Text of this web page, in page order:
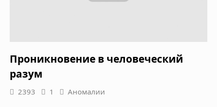
Проникновение в человеческий
разум
2393 1 Аномалии